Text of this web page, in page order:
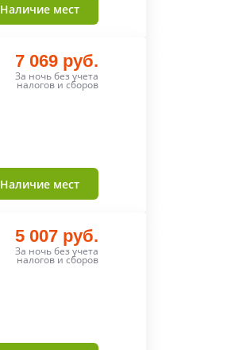
Наличие мест
7 069 руб.
За ночь без учета
налогов и сборов
Наличие мест
5 007 руб.
За ночь без учета
налогов и сборов